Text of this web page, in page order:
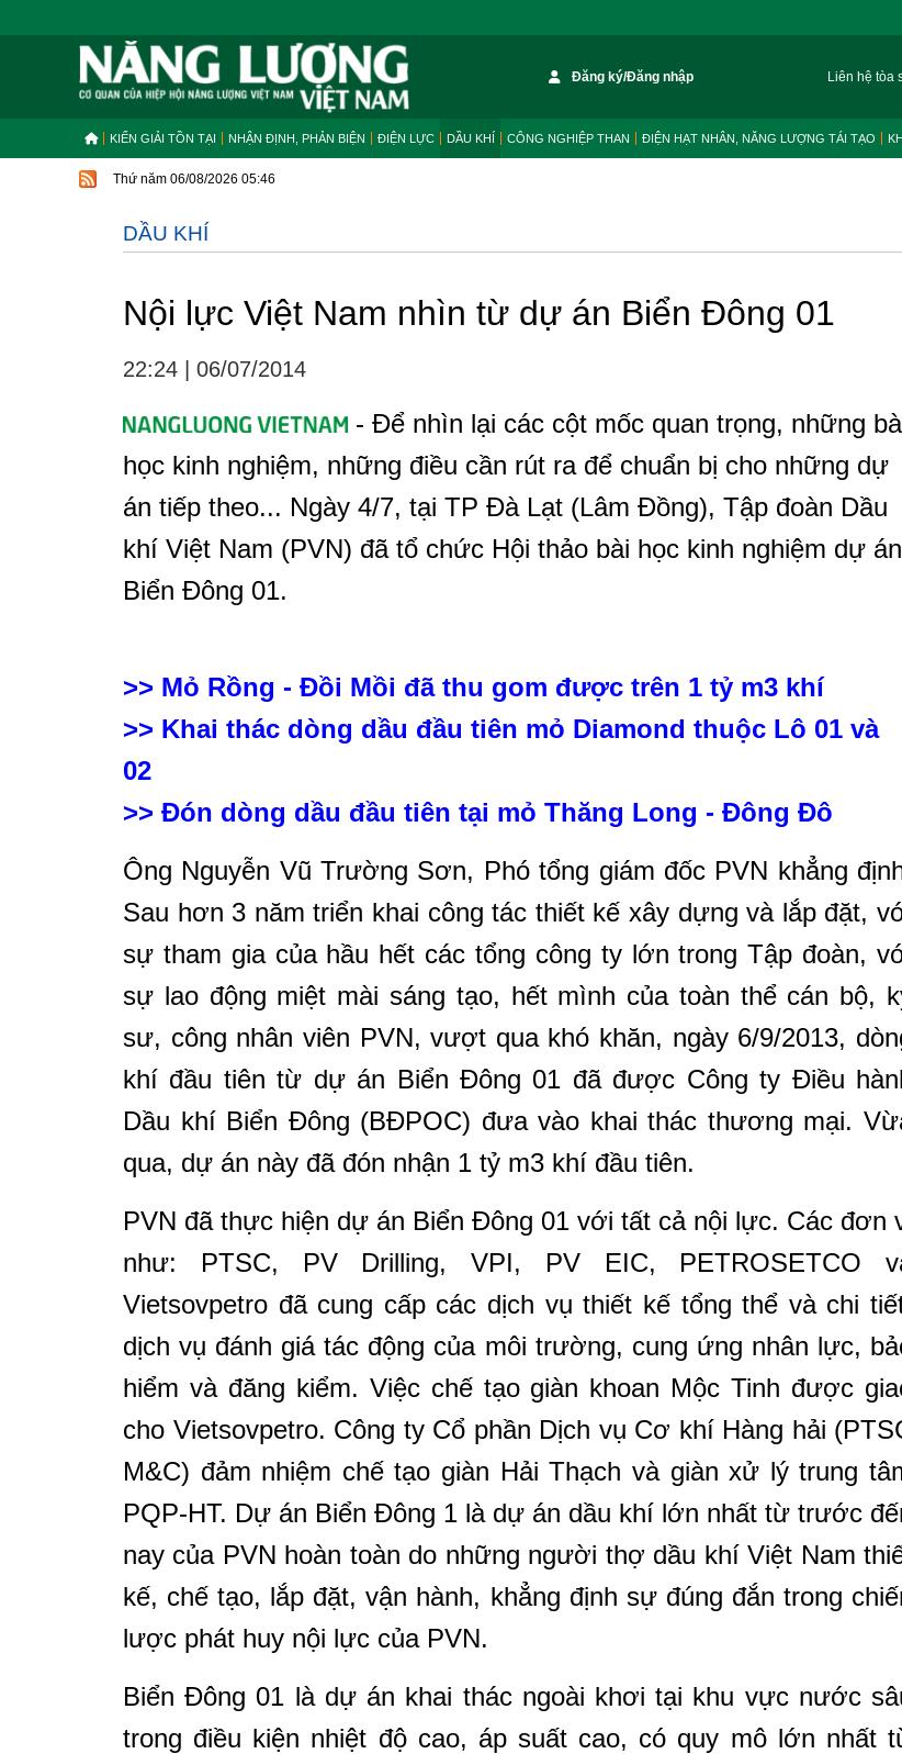
Đăng ký/Đăng nhập Liên hệ tòa
KIẾN GIẢI TỒN TẠI NHẬN ĐỊNH, PHẢN BIỆN ĐIỆN LỰC DẦU KHÍ CÔNG NGHIỆP THAN ĐIỆN HẠT NHÂN, NĂNG LƯỢNG TÁI TẠO
Thứ năm 06/08/2026 05:46
DẦU KHÍ
Nội lực Việt Nam nhìn từ dự án Biển Đông 01
22:24 06/07/2014
- Để nhìn lại các cột mốc quan trọng, những
học kinh nghiệm, những điều cần rút ra để chuẩn bị cho những dự
án tiếp theo... Ngày 4/7, tại TP Đà Lạt (Lâm Đồng), Tập đoàn Dầu
khí Việt Nam (PVN) đã tổ chức Hội thảo bài học kinh nghiệm dự án
Biển Đông 01.
>> Mỏ Rồng - Đồi Mồi đã thu gom được trên 1 tỷ m3 khí
>> Khai thác dòng dầu đầu tiên mỏ Diamond thuộc Lô 01 và
02
>> Đón dòng dầu đầu tiên tại mỏ Thăng Long - Đông Đô
Ông Nguyễn Vũ Trường Sơn, Phó tổng giám đốc PVN khẳng
Sau hơn 3 năm triển khai công tác thiết kế xây dựng và lắp đặt,
sự tham gia của hầu hết các tổng công ty lớn trong Tập đoàn,
sự lao động miệt mài sáng tạo, hết mình của toàn thể cán bộ,
sư, công nhân viên PVN, vượt qua khó khăn, ngày 6/9/2013,
khí đầu tiên từ dự án Biển Đông 01 đã được Công ty Điều
Dầu khí Biển Đông (BĐPOC) đưa vào khai thác thương mại.
qua, dự án này đã đón nhận 1 tỷ m3 khí đầu tiên.
PVN đã thực hiện dự án Biển Đông 01 với tất cả nội lực. Các đơn
như: PTSC, PV Drilling, VPI, PV EIC, PETROSETCO
Vietsovpetro đã cung cấp các dịch vụ thiết kế tổng thể và chi
dịch vụ đánh giá tác động của môi trường, cung ứng nhân lực,
hiểm và đăng kiểm. Việc chế tạo giàn khoan Mộc Tinh được
cho Vietsovpetro. Công ty Cổ phần Dịch vụ Cơ khí Hàng hải
M&C) đảm nhiệm chế tạo giàn Hải Thạch và giàn xử lý trung
PQP-HT. Dự án Biển Đông 1 là dự án dầu khí lớn nhất từ trước
nay của PVN hoàn toàn do những người thợ dầu khí Việt Nam
kế, chế tạo, lắp đặt, vận hành, khẳng định sự đúng đắn trong
lược phát huy nội lực của PVN.
Biển Đông 01 là dự án khai thác ngoài khơi tại khu vực nước
trong điều kiện nhiệt độ cao, áp suất cao, có quy mô lớn nhất